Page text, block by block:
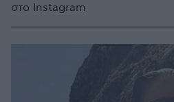
στο Instagram